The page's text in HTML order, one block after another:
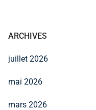
ARCHIVES
juillet 2026
mai 2026
mars 2026